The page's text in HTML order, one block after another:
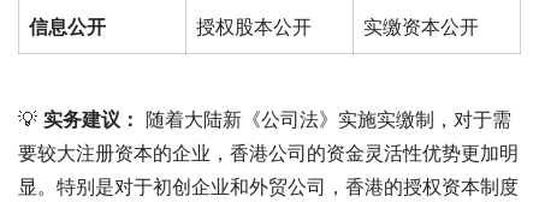
信息公开 授权股本公开 实缴资本公开
💡 实务建议： 随着大陆新《公司法》实施实缴制，对于需
要较大注册资本的企业，香港公司的资金灵活性优势更加明
显。特别是对于初创企业和外贸公司，香港的授权资本制度